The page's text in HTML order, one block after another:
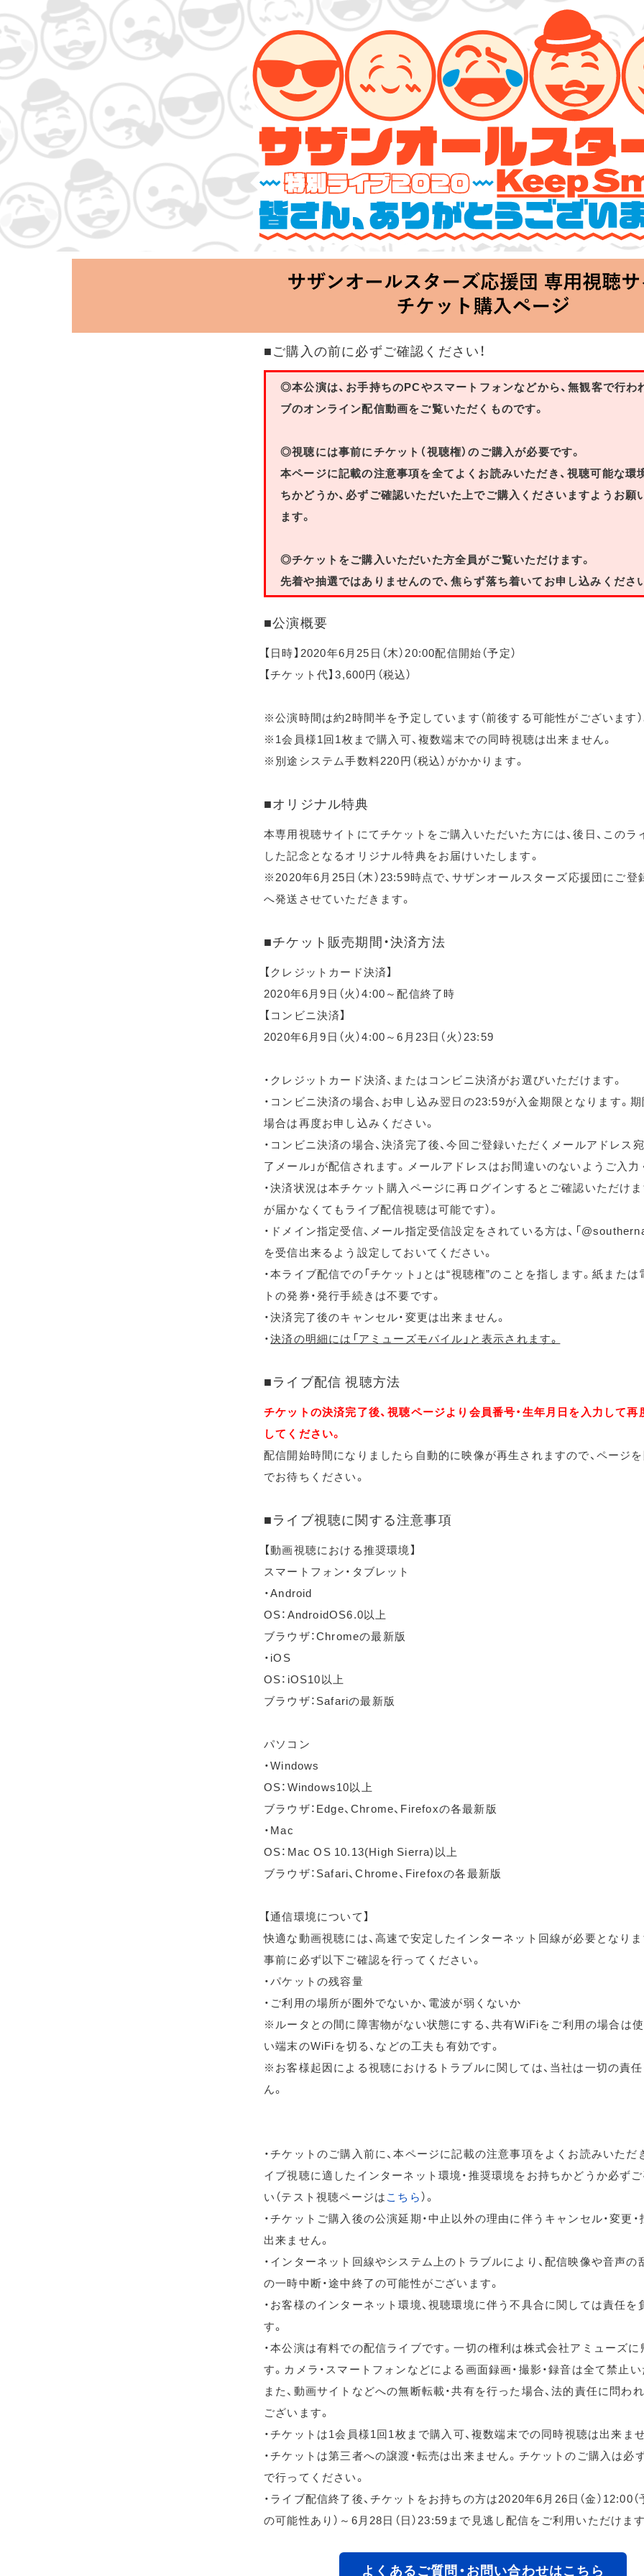
サザンオールスターズ 特別ライブ 2020
「Keep Smilin’～皆さん、ありがとうございます!!～」
2020.06.25 Thu 20:00 Start at 横浜アリーナ
■ご購入の前に必ずご確認ください！
◎本公演は、お手持ちのPCやスマートフォンなどから、無観客で行わ
ブのオンライン配信動画をご覧いただくものです。
◎視聴には事前にチケット（視聴権）のご購入が必要です。
本ページに記載の注意事項を全てよくお読みいただき、視聴可能な環
ちかどうか、必ずご確認いただいた上でご購入くださいますようお願
ます。
◎チケットをご購入いただいた方全員がご覧いただけます。
先着や抽選ではありませんので、焦らず落ち着いてお申し込みくださ
■公演概要
【日時】2020年6月25日（木）20:00配信開始（予定）
【チケット代】3,600円（税込）
※公演時間は約2時間半を予定しています（前後する可能性がございます）
※1会員様1回1枚まで購入可、複数端末での同時視聴は出来ません。
※別途システム手数料220円（税込）がかかります。
■オリジナル特典
本専用視聴サイトにてチケットをご購入いただいた方には、後日、このラ
した記念となるオリジナル特典をお届けいたします。
※2020年6月25日（木）23:59時点で、サザンオールスターズ応援団にご登
へ発送させていただきます。
■チケット販売期間・決済方法
【クレジットカード決済】
2020年6月9日（火）4:00～配信終了時
【コンビニ決済】
2020年6月9日（火）4:00～6月23日（火）23:59
・クレジットカード決済、またはコンビニ決済がお選びいただけます。
・コンビニ決済の場合、お申し込み翌日の23:59が入金期限となります。
場合は再度お申し込みください。
・コンビニ決済の場合、決済完了後、今回ご登録いただくメールアドレス
了メール」が配信されます。メールアドレスはお間違いのないようご入力
・決済状況は本チケット購入ページに再ログインするとご確認いただけま
が届かなくてもライブ配信視聴は可能です）。
・ドメイン指定受信、メール指定受信設定をされている方は、「
を受信出来るよう設定しておいてください。
・本ライブ配信での「チケット」とは“視聴権”のことを指します。紙または
トの発券・発行手続きは不要です。
・決済完了後のキャンセル・変更は出来ません。
・決済の明細には「アミューズモバイル」と表示されます。
■ライブ配信 視聴方法
チケットの決済完了後、視聴ページより会員番号・生年月日を入力して再
してください。
配信開始時間になりましたら自動的に映像が再生されますので、ページ
でお待ちください。
■ライブ視聴に関する注意事項
【動画視聴における推奨環境】
スマートフォン・タブレット
・Android
OS：AndroidOS6.0以上
ブラウザ：Chromeの最新版
・iOS
OS：iOS10以上
ブラウザ：Safariの最新版
パソコン
・Windows
OS：Windows10以上
ブラウザ：Edge、Chrome、Firefoxの各最新版
・Mac
OS：Mac OS 10.13(High Sierra)以上
ブラウザ：Safari、Chrome、Firefoxの各最新版
【通信環境について】
快適な動画視聴には、高速で安定したインターネット回線が必要となりま
事前に必ず以下ご確認を行ってください。
・パケットの残容量
・ご利用の場所が圏外でないか、電波が弱くないか
※ルータとの間に障害物がない状態にする、共有WiFiをご利用の場合は
い端末のWiFiを切る、などの工夫も有効です。
※お客様起因による視聴におけるトラブルに関しては、当社は一切の責
ん。
・チケットのご購入前に、本ページに記載の注意事項をよくお読みいただ
イブ視聴に適したインターネット環境・推奨環境をお持ちかどうか必ず
い（テスト視聴ページはこちら）。
・チケットご購入後の公演延期・中止以外の理由に伴うキャンセル・変更
出来ません。
・インターネット回線やシステム上のトラブルにより、配信映像や音声の
の一時中断・途中終了の可能性がございます。
・お客様のインターネット環境、視聴環境に伴う不具合に関しては責任を
す。
・本公演は有料での配信ライブです。一切の権利は株式会社アミューズに
す。カメラ・スマートフォンなどによる画面録画・撮影・録音は全て禁止い
また、動画サイトなどへの無断転載・共有を行った場合、法的責任に問わ
ございます。
・チケットは1会員様1回1枚まで購入可、複数端末での同時視聴は出来ませ
・チケットは第三者への譲渡・転売は出来ません。チケットのご購入は必
で行ってください。
・ライブ配信終了後、チケットをお持ちの方は2020年6月26日（金）12:00
の可能性あり）～6月28日（日）23:59まで見逃し配信をご利用いただけます
よくあるご質問・お問い合わせはこちら